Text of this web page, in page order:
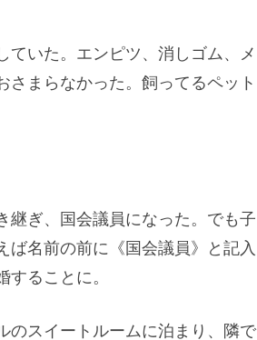
ていた。エンピツ、消しゴム、メ
まらなかった。飼ってるペット
継ぎ、国会議員になった。でも子
名前の前に《国会議員》と記入
ることに。
のスイートルームに泊まり、隣で